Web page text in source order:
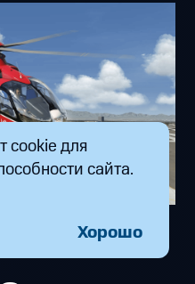
cookie для
сайта.
Хорошо